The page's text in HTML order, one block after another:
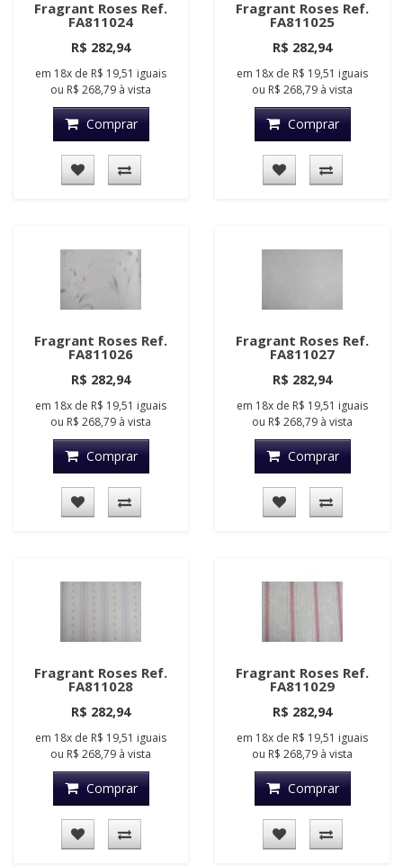
Fragrant Roses Ref.
FA811024
R$ 282,94
em 18x de R$ 19,51 iguais
ou R$ 268,79 à vista
Comprar
Fragrant Roses Ref.
FA811025
R$ 282,94
em 18x de R$ 19,51 iguais
ou R$ 268,79 à vista
Comprar
Fragrant Roses Ref.
FA811026
R$ 282,94
em 18x de R$ 19,51 iguais
ou R$ 268,79 à vista
Comprar
Fragrant Roses Ref.
FA811027
R$ 282,94
em 18x de R$ 19,51 iguais
ou R$ 268,79 à vista
Comprar
Fragrant Roses Ref.
FA811028
R$ 282,94
em 18x de R$ 19,51 iguais
ou R$ 268,79 à vista
Comprar
Fragrant Roses Ref.
FA811029
R$ 282,94
em 18x de R$ 19,51 iguais
ou R$ 268,79 à vista
Comprar